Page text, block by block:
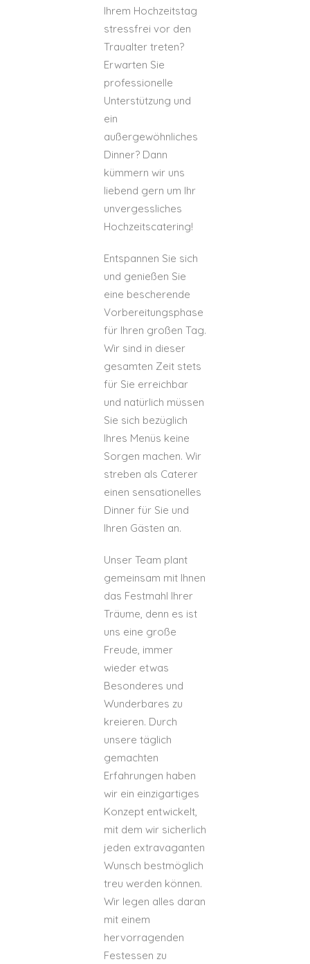
Ihrem Hochzeitstag
stressfrei vor den
Traualter treten?
Erwarten Sie
professionelle
Unterstützung und
ein
außergewöhnliches
Dinner? Dann
kümmern wir uns
liebend gern um Ihr
unvergessliches
Hochzeitscatering!
Entspannen Sie sich
und genießen Sie
eine bescherende
Vorbereitungsphase
für Ihren großen Tag.
Wir sind in dieser
gesamten Zeit stets
für Sie erreichbar
und natürlich müssen
Sie sich bezüglich
Ihres Menüs keine
Sorgen machen. Wir
streben als Caterer
einen sensationelles
Dinner für Sie und
Ihren Gästen an.
Unser Team plant
gemeinsam mit Ihnen
das Festmahl Ihrer
Träume, denn es ist
uns eine große
Freude, immer
wieder etwas
Besonderes und
Wunderbares zu
kreieren. Durch
unsere täglich
gemachten
Erfahrungen haben
wir ein einzigartiges
Konzept entwickelt,
mit dem wir sicherlich
jeden extravaganten
Wunsch bestmöglich
treu werden können.
Wir legen alles daran
mit einem
hervorragenden
Festessen zu